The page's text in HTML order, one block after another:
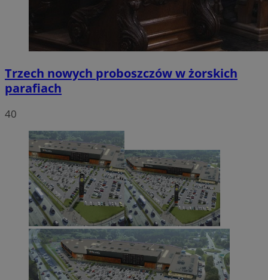
Trzech nowych proboszczów w żorskich
parafiach
40